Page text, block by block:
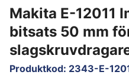
Makita E-12011
bitsats 50 mm
Produktkod: 2343-E-